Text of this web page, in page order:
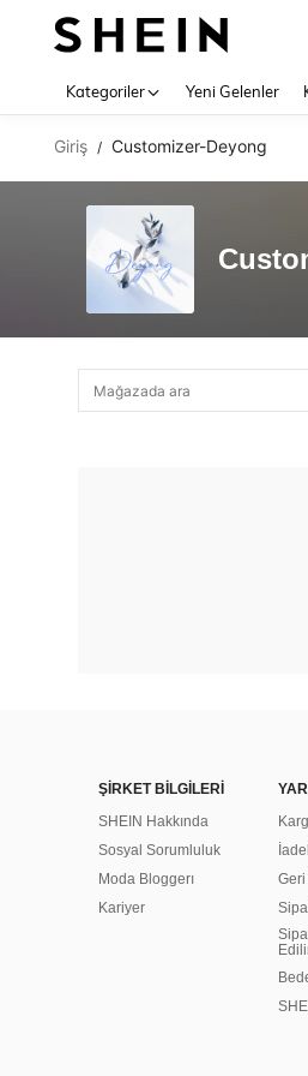
Kategoriler Yeni Gelenler
Giriş / Customizer-Deyong
ŞİRKET BİLGİLERİ
SHEIN Hakkında
Sosyal Sorumluluk
Moda Bloggerı
Kariyer
Geri